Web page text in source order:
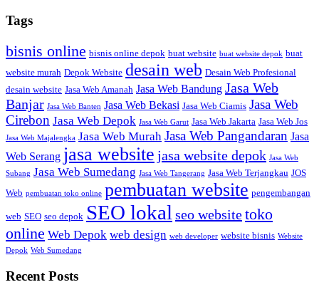
Tags
bisnis online bisnis online depok buat website buat website depok buat
website murah Depok Website desain web Desain Web Profesional
desain website Jasa Web Amanah Jasa Web Bandung Jasa Web
Banjar Jasa Web Banten Jasa Web Bekasi Jasa Web Ciamis Jasa Web
Cirebon Jasa Web Depok Jasa Web Garut Jasa Web Jakarta Jasa Web Jos
Jasa Web Majalengka Jasa Web Murah Jasa Web Pangandaran Jasa
Web Serang jasa website jasa website depok Jasa Web
Subang Jasa Web Sumedang Jasa Web Tangerang Jasa Web Terjangkau JOS
Web pembuatan toko online pembuatan website pengembangan
web SEO seo depok SEO lokal seo websitetoko
online Web Depok web design web developer website bisnis Website
Depok Web Sumedang
Recent Posts